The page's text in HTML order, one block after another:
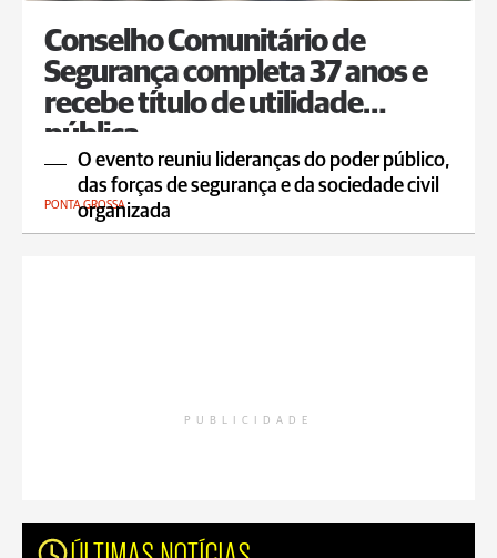
Conselho Comunitário de
Segurança completa 37 anos e
recebe título de utilidade
pública
O evento reuniu lideranças do poder público,
das forças de segurança e da sociedade civil
organizada
PONTA GROSSA
PUBLICIDADE